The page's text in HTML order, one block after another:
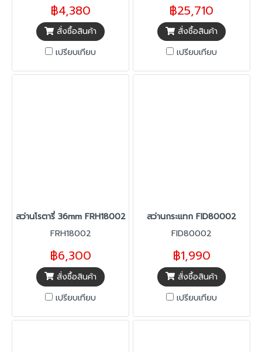
฿4,380
สั่งซื้อสินค้า
เปรียบเทียบ
฿25,710
สั่งซื้อสินค้า
เปรียบเทียบ
สว่านโรตารี่ 36mm FRH18002
FRH18002
฿6,300
สั่งซื้อสินค้า
เปรียบเทียบ
สว่านกระแทก FID80002
FID80002
฿1,990
สั่งซื้อสินค้า
เปรียบเทียบ